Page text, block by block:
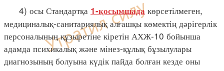
4) осы Стандартқа 1-қосымшада көрсетілмеген,
медициналық-санитариялық алғашқы көмектің дәрігерлік
персоналының құзыретіне кіретін АХЖ-10 бойынша
адамда психикалық және мінез-құлық бұзылулары
диагнозының болуына күдік пайда болған кезде оны